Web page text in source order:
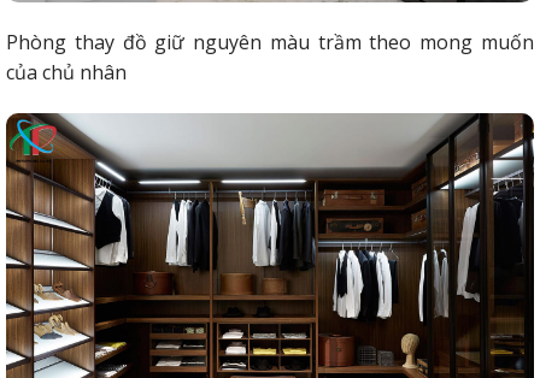
Phòng thay đồ giữ nguyên màu trầm theo mong muốn
của chủ nhân